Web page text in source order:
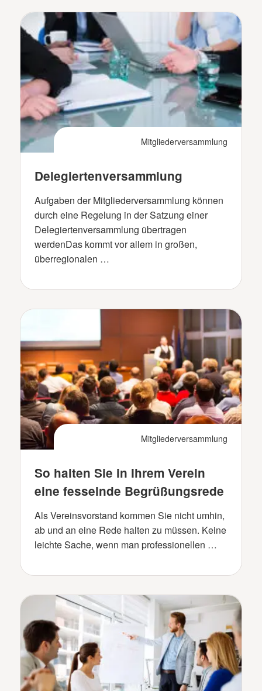
Mitgliederversammlung
Delegiertenversammlung
Aufgaben der Mitgliederversammlung können
durch eine Regelung in der Satzung einer
Delegiertenversammlung übertragen
werdenDas kommt vor allem in großen,
überregionalen …
Mitgliederversammlung
So halten Sie in Ihrem Verein
eine fesselnde Begrüßungsrede
Als Vereinsvorstand kommen Sie nicht umhin,
ab und an eine Rede halten zu müssen. Keine
leichte Sache, wenn man professionellen …